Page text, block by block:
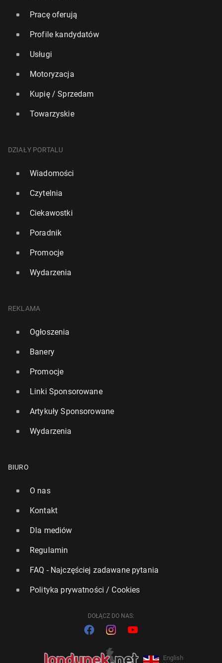
Pracę oferują
Profile kandydatów
Usługi
Motoryzacja
Kupię / Sprzedam
Towarzyskie
DZIAŁY PORTALU
Wiadomości
Czytelnia
Ciekawostki
Poradnik
Promocje
Wydarzenia
REKLAMA
Ogłoszenia
Banery
Promocje
Linki Sponsorowane
Artykuły Sponsorowane
Wydarzenia
BIURO
O nas
Kontakt
Dla mediów
Regulamin
FAQ - Najczęściej zadawane pytania
Polityka prywatności / Cookies
DOŁĄCZ DO NAS:
English